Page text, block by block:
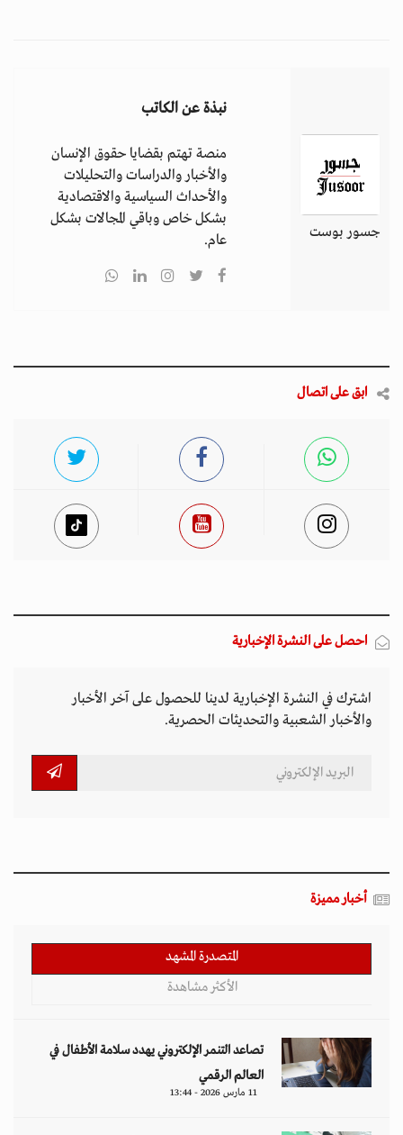
جسور بوست
نبذة عن الكاتب
منصة تهتم بقضايا حقوق الإنسان
والأخبار والدراسات والتحليلات
والأحداث السياسية والاقتصادية
بشكل خاص وباقي المجالات بشكل
عام.
ابق على اتصال
احصل على النشرة الإخبارية
اشترك في النشرة الإخبارية لدينا للحصول على آخر الأخبار
والأخبار الشعبية والتحديثات الحصرية.
أخبار مميزة
المتصدرة المشهد
الأكثر مشاهدة
تصاعد التنمر الإلكتروني يهدد سلامة الأطفال في
العالم الرقمي
11 مارس 2026 - 13:44